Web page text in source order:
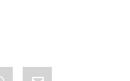
Email